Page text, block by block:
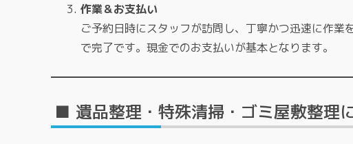
作業＆お支払い
ご予約日時にスタッフが訪問し、丁寧かつ迅速に作
で完了です。現金でのお支払いが基本となります。
■ 遺品整理・特殊清掃・ゴミ屋敷整理